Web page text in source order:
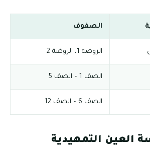
الصفوف
الروضة 1، الروضة 2
الصف 1 – الصف 5
الصف 6 – الصف 12
العين التمهيدية